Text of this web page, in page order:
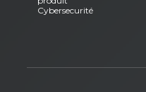
Cybersecurité